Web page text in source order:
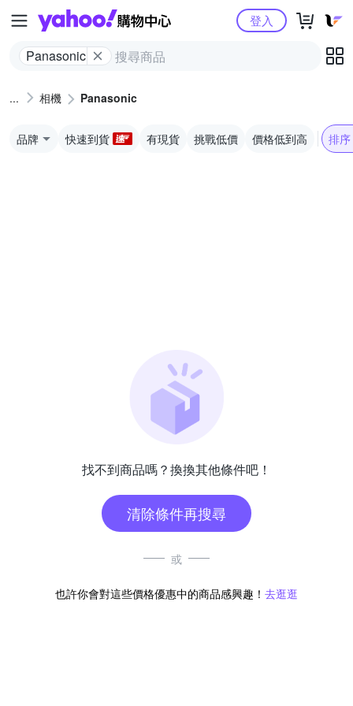
Yahoo購物中心
Panasonic
登入
相機 Panasonic
品牌 快速到貨 有現貨 挑戰低價 價格低到高 排序
找不到商品嗎？換換其他條件吧！
清除條件再搜尋
或
也許你會對這些價格優惠中的商品感興趣！ 去逛逛